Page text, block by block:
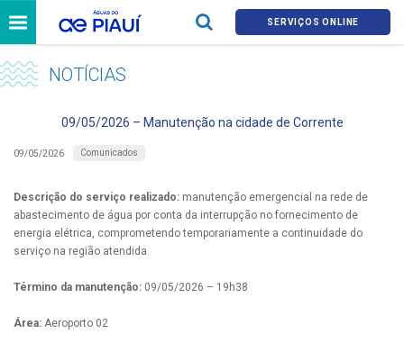
SERVIÇOS ONLINE
NOTÍCIAS
09/05/2026 – Manutenção na cidade de Corrente
09/05/2026 Comunicados
Descrição do serviço realizado: manutenção emergencial na rede de
abastecimento de água por conta da interrupção no fornecimento de
energia elétrica, comprometendo temporariamente a continuidade do
serviço na região atendida.
Término da manutenção: 09/05/2026 – 19h38
Área: Aeroporto 02